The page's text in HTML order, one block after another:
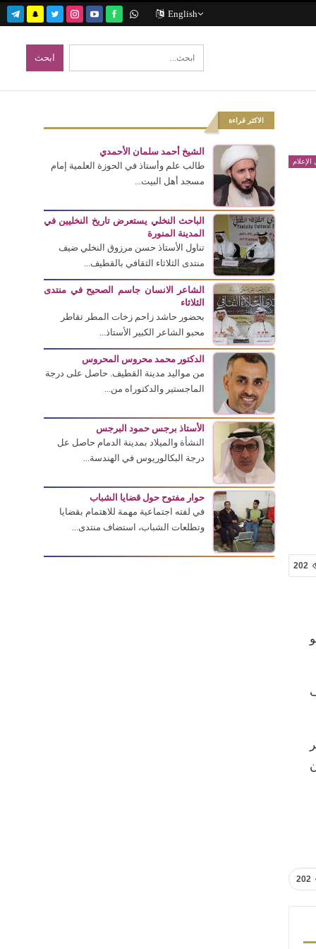
English
202
202
الاكثر قراءة
الشيخ أحمد سلمان الأحمدي
طالب علم وأستاذ في الحوزة العلمية إمام
مسجد أهل البيت...
الباحث النخلي يستعرض تاريخ النخليين في
المدينة المنورة
تناول الأستاذ حسن مرزوق النخلي ضيف
منتدى الثلاثاء الثقافي بالقطيف...
الشاعر الانسان جاسم الصحيح في منتدى
الثلاثاء
بحضور حاشد زاحم زخات المطر تقاطر
محبو الشاعر الكبير الأستاذ...
الدكتور محمد محروس المحروس
من مواليد مدينة القطيف. حاصل على درجة
الماجستير والدكتوراه من...
الأستاذ برجس حمود البرجس
النشأة والميلاد بمدينة الدمام حاصل عل
درجة البكالوريوس في الهندسة...
حوار مفتوح حول قضايا الشباب
في لفته اجتماعية مهمة للاهتمام بقضايا
وتطلعات الشباب، استضاف منتدى...